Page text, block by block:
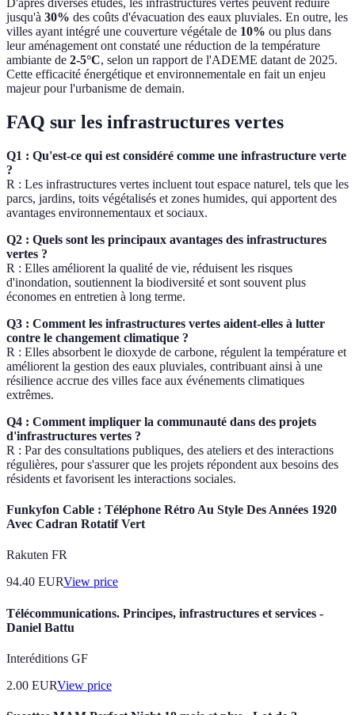
D'après diverses études, les infrastructures vertes peuvent réduire
jusqu'à 30% des coûts d'évacuation des eaux pluviales. En outre, les
villes ayant intégré une couverture végétale de 10% ou plus dans
leur aménagement ont constaté une réduction de la température
ambiante de 2-5°C, selon un rapport de l'ADEME datant de 2025.
Cette efficacité énergétique et environnementale en fait un enjeu
majeur pour l'urbanisme de demain.
FAQ sur les infrastructures vertes
Q1 : Qu'est-ce qui est considéré comme une infrastructure verte
?
R : Les infrastructures vertes incluent tout espace naturel, tels que les
parcs, jardins, toits végétalisés et zones humides, qui apportent des
avantages environnementaux et sociaux.
Q2 : Quels sont les principaux avantages des infrastructures
vertes ?
R : Elles améliorent la qualité de vie, réduisent les risques
d'inondation, soutiennent la biodiversité et sont souvent plus
économes en entretien à long terme.
Q3 : Comment les infrastructures vertes aident-elles à lutter
contre le changement climatique ?
R : Elles absorbent le dioxyde de carbone, régulent la température et
améliorent la gestion des eaux pluviales, contribuant ainsi à une
résilience accrue des villes face aux événements climatiques
extrêmes.
Q4 : Comment impliquer la communauté dans des projets
d'infrastructures vertes ?
R : Par des consultations publiques, des ateliers et des interactions
régulières, pour s'assurer que les projets répondent aux besoins des
résidents et favorisent les interactions sociales.
Funkyfon Cable : Téléphone Rétro Au Style Des Années 1920
Avec Cadran Rotatif Vert
Rakuten FR
94.40 EURView price
Télécommunications. Principes, infrastructures et services -
Daniel Battu
Interéditions GF
2.00 EURView price